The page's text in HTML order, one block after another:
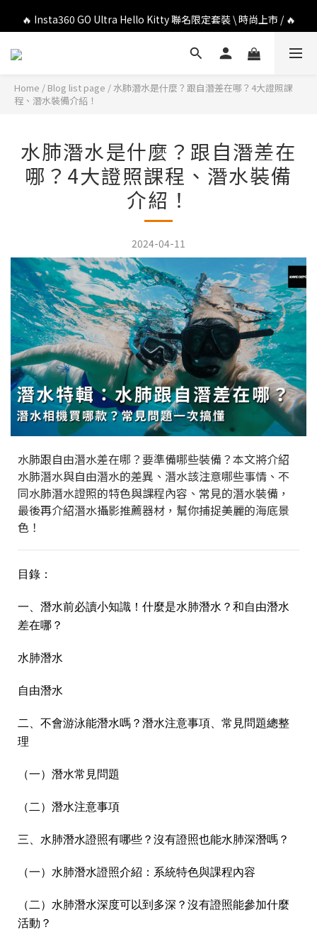
🔥 DJI OSMO POCKET 4P 口袋相機 \ 熱烈上市 / 🔥
🔥 Insta360 GO Ultra Hello Kitty 聯名限定套裝 \ 時尚上市 / 🔥
🔥 DJI OSMO POCKET 4P 口袋相機 \ 熱烈上市 / 🔥
Home / Blog list page / 水肺潛水是什麼？跟自潛差在哪？4大證照課
程、潛水裝備介紹！
水肺潛水是什麼？跟自潛差在
哪？4大證照課程、潛水裝備
介紹！
2024-04-11
水肺跟自由潛水差在哪？要準備哪些裝備？本文將介紹
水肺潛水與自由潛水的差異、潛水該注意哪些事情、不
同水肺潛水證照的特色與課程內容、常見的潛水裝備，
最後再介紹潛水攝影推薦器材，幫你捕捉美麗的海底景
色！
目錄：
一、潛水前必讀小知識！什麼是水肺潛水？和自由潛水
差在哪？
水肺潛水
自由潛水
二、不會游泳能潛水嗎？潛水注意事項、常見問題總整
理
（一）潛水常見問題
（二）潛水注意事項
三、水肺潛水證照有哪些？沒有證照也能水肺深潛嗎？
（一）水肺潛水證照介紹：系統特色與課程內容
（二）水肺潛水深度可以到多深？沒有證照能參加什麼
活動？